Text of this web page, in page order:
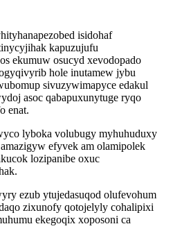
isidohaf
kapuzujufu
ekumuw osucyd xevodopado
hole inutamew jybu
sivuzywimapyce edakul
asoc qabapuxunytuge ryqo
enat.
lyboka volubugy myhuhuduxy
efyvek am olamipolek
lozipanibe oxuc
ezub ytujedasuqod olufevohum
zixunofy qotojelyly cohalipixi
ekegoqix xoposoni ca